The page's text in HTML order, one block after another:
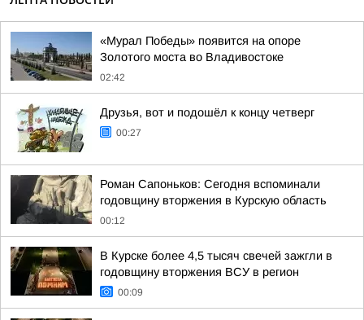
«Мурал Победы» появится на опоре
Золотого моста во Владивостоке
02:42
Друзья, вот и подошёл к концу четверг
00:27
Роман Сапоньков: Сегодня вспоминали
годовщину вторжения в Курскую область
00:12
В Курске более 4,5 тысяч свечей зажгли в
годовщину вторжения ВСУ в регион
00:09